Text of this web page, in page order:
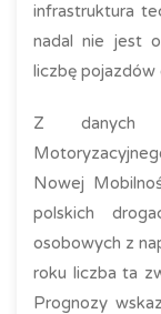
infrastruktura
nadal nie jest
liczbę pojazdów
Z danych
Nowej
polskich
osobowych z
roku liczba ta
Prognozy